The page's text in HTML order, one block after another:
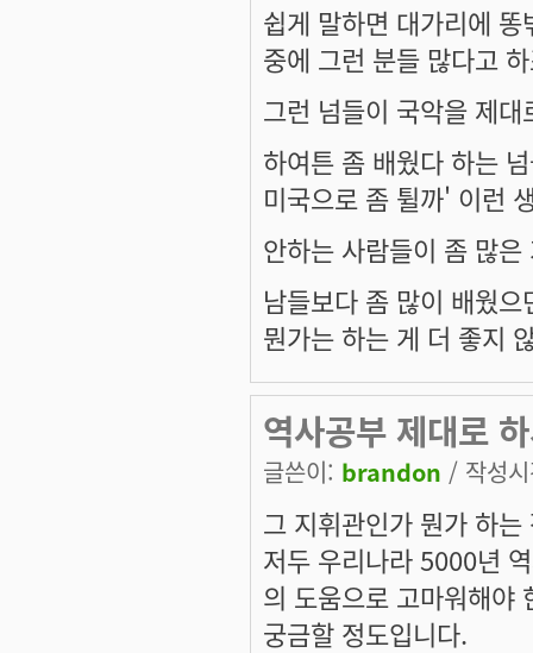
쉽게 말하면 대가리에
중에 그런 분들 많다고
그런 넘들이 국악을 제
하여튼 좀 배웠다 하는
미국으로 좀 튈까' 이런
안하는 사람들이 좀 많
남들보다 좀 많이 배웠
뭔가는 하는 게 더 좋지
역사공부 제대로
글쓴이: brandon / 작성
그 지휘관인가 뭔가 하
저두 우리나라 5000년
의 도움으로 고마워해야
궁금할 정도입니다.